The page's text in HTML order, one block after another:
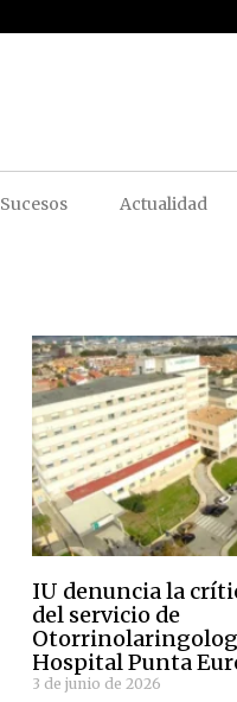
Sucesos Actualidad
IU denuncia la
del servicio de
Hospital Punta
3 de junio de 2026